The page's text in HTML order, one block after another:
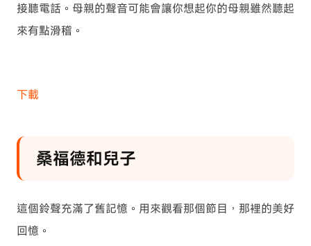
接聽電話。母親的聲音可能會讓你想起你的母親雖然聽起
來有點滑稽。
下載
桑福德和兒子
這個鈴聲充滿了舊記憶。用來觀看那個節目，那裡的美好
回憶。